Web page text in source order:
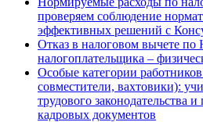
проверяем соблюдение
эффективных решений с
Отказ в налоговом вычете
налогоплательщика –
Особые категории
совместители, вахтовики):
трудового законодательства
кадровых документов